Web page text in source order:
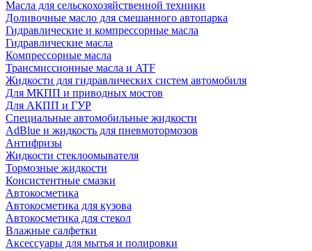
Масла для сельскохозяйственной техники
Доливочные масло для смешанного автопарка
Гидравлические и компрессорные масла
Гидравлические масла
Компрессорные масла
Трансмиссионные масла и ATF
Жидкости для гидравлических систем автомобиля
Для МКПП и приводных мостов
Для АКПП и ГУР
Специальные автомобильные жидкости
AdBlue и жидкость для пневмотормозов
Антифризы
Жидкости стеклоомывателя
Тормозные жидкости
Консистентные смазки
Автокосметика
Автокосметика для кузова
Автокосметика для стекол
Влажные салфетки
Аксессуары для мытья и полировки